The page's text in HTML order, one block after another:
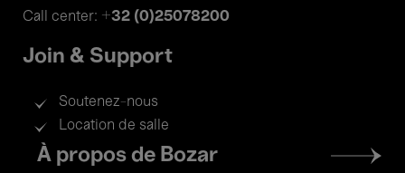
Call center: +32 (0)25078200
Join & Support
Soutenez-nous
Location de salle
Footer
menu
À propos de Bozar